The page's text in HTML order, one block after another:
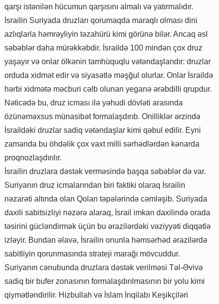
qarşı istənilən hücumun qarşısını almalı və yatırmalıdır.
İsrailin Suriyada druzları qorumaqda maraqlı olması dini
azlıqlarla həmrəyliyin təzahürü kimi görünə bilər. Ancaq əsl
səbəblər daha mürəkkəbdir. İsraildə 100 mindən çox druz
yaşayır və onlar ölkənin tamhüquqlu vətəndaşlarıdır: druzlar
orduda xidmət edir və siyasətlə məşğul olurlar. Onlar İsraildə
hərbi xidmətə məcburi cəlb olunan yeganə ərəbdilli qrupdur.
Nəticədə bu, druz icması ilə yəhudi dövləti arasında
özünəməxsus münasibət formalaşdırıb. Onilliklər ərzində
İsraildəki druzlar sadiq vətəndaşlar kimi qəbul edilir. Eyni
zamanda bu öhdəlik çox vaxt milli sərhədlərdən kənarda
proqnozlaşdırılır.
İsrailin druzlara dəstək verməsində başqa səbəblər də var.
Suriyanın druz icmalarından biri faktiki olaraq İsrailin
nəzarəti altında olan Qolan təpələrində cəmləşib. Suriyada
daxili sabitsizliyi nəzərə alaraq, İsrail imkan daxilində orada
təsirini gücləndirmək üçün bu ərazilərdəki vəziyyəti diqqətlə
izləyir. Bundan əlavə, İsrailin onunla həmsərhəd ərazilərdə
sabitliyin qorunmasında strateji marağı mövcuddur.
Suriyanın cənubunda druzlara dəstək verilməsi Təl-Əvivə
sadiq bir bufer zonasının formalaşdırılmasının bir yolu kimi
qiymətləndirilir. Hizbullah və İslam İnqilabı Keşikçiləri